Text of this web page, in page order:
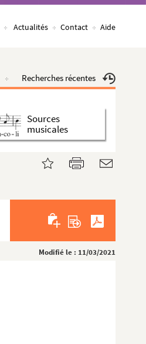
Actualités Contact Aide
Recherches récentes
Sources
musicales
Modifié le : 11/03/2021